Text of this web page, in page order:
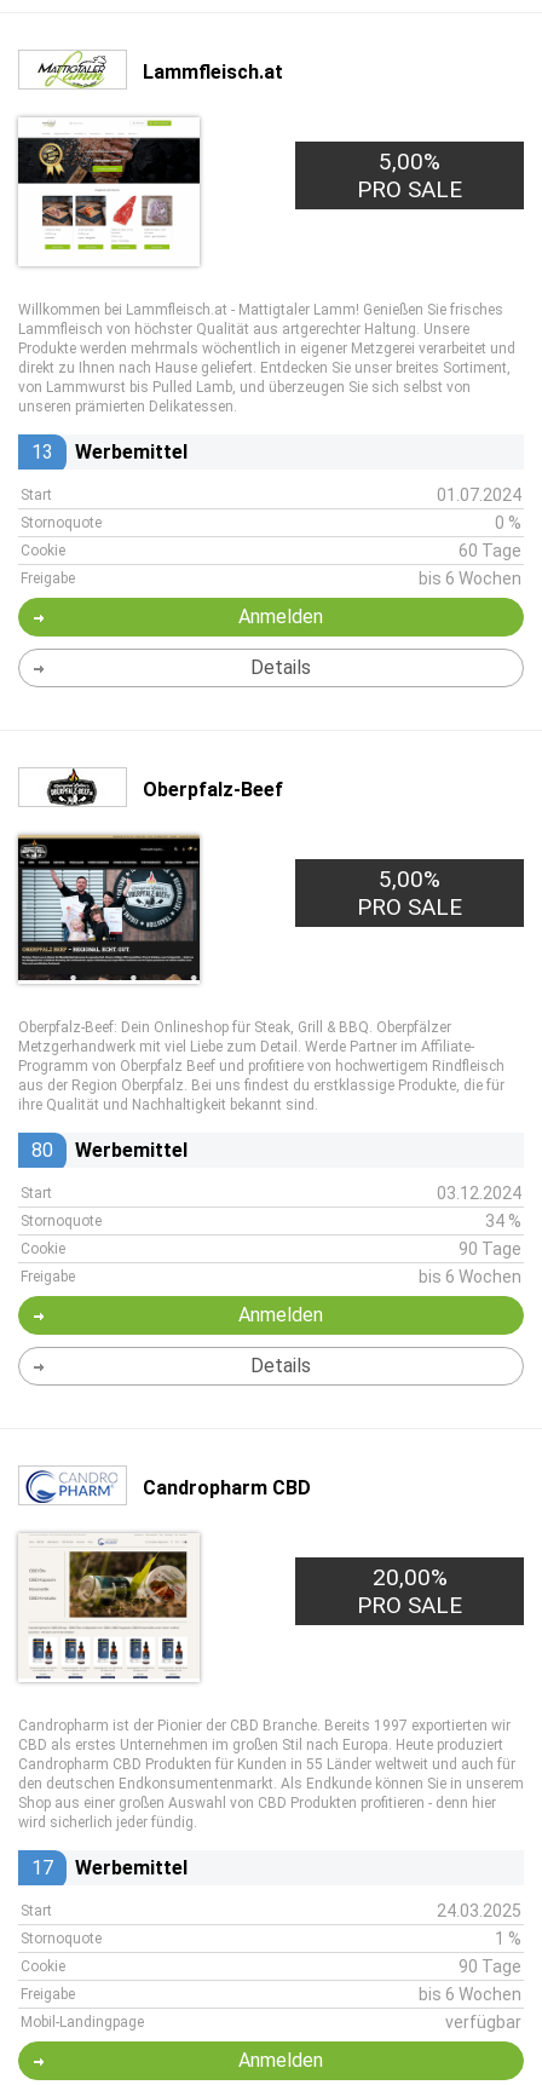
Lammfleisch.at
5,00%
PRO SALE
Willkommen bei Lammfleisch.at - Mattigtaler Lamm! Genießen Sie frisches
Lammfleisch von höchster Qualität aus artgerechter Haltung. Unsere
Produkte werden mehrmals wöchentlich in eigener Metzgerei verarbeitet und
direkt zu Ihnen nach Hause geliefert. Entdecken Sie unser breites Sortiment,
von Lammwurst bis Pulled Lamb, und überzeugen Sie sich selbst von
unseren prämierten Delikatessen.
13 Werbemittel
Start 01.07.2024
Stornoquote 0 %
Cookie 60 Tage
Freigabe bis 6 Wochen
Anmelden
Details
Oberpfalz-Beef
5,00%
PRO SALE
Oberpfalz-Beef: Dein Onlineshop für Steak, Grill & BBQ. Oberpfälzer
Metzgerhandwerk mit viel Liebe zum Detail. Werde Partner im Affiliate-
Programm von Oberpfalz Beef und profitiere von hochwertigem Rindfleisch
aus der Region Oberpfalz. Bei uns findest du erstklassige Produkte, die für
ihre Qualität und Nachhaltigkeit bekannt sind.
80 Werbemittel
Start 03.12.2024
Stornoquote 34 %
Cookie 90 Tage
Freigabe bis 6 Wochen
Anmelden
Details
Candropharm CBD
20,00%
PRO SALE
Candropharm ist der Pionier der CBD Branche. Bereits 1997 exportierten wir
CBD als erstes Unternehmen im großen Stil nach Europa. Heute produziert
Candropharm CBD Produkten für Kunden in 55 Länder weltweit und auch für
den deutschen Endkonsumentenmarkt. Als Endkunde können Sie in unserem
Shop aus einer großen Auswahl von CBD Produkten profitieren - denn hier
wird sicherlich jeder fündig.
17 Werbemittel
Start 24.03.2025
Stornoquote 1 %
Cookie 90 Tage
Freigabe bis 6 Wochen
Mobil-Landingpage verfügbar
Anmelden